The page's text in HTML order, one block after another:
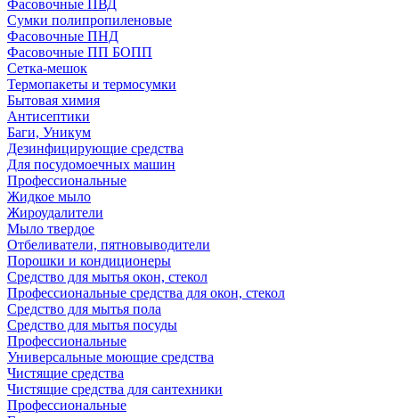
Фасовочные ПВД
Сумки полипропиленовые
Фасовочные ПНД
Фасовочные ПП БОПП
Сетка-мешок
Термопакеты и термосумки
Бытовая химия
Антисептики
Баги, Уникум
Дезинфицирующие средства
Для посудомоечных машин
Профессиональные
Жидкое мыло
Жироудалители
Мыло твердое
Отбеливатели, пятновыводители
Порошки и кондиционеры
Средство для мытья окон, стекол
Профессиональные средства для окон, стекол
Средство для мытья пола
Средство для мытья посуды
Профессиональные
Универсальные моющие средства
Чистящие средства
Чистящие средства для сантехники
Профессиональные